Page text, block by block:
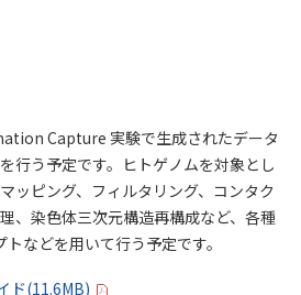
Capture 実験で生成されたデータ
行う予定です。ヒトゲノムを対象とし
ッピング、フィルタリング、コンタク
、染色体三次元構造再構成など、各種
などを用いて行う予定です。
ド(11.6MB)